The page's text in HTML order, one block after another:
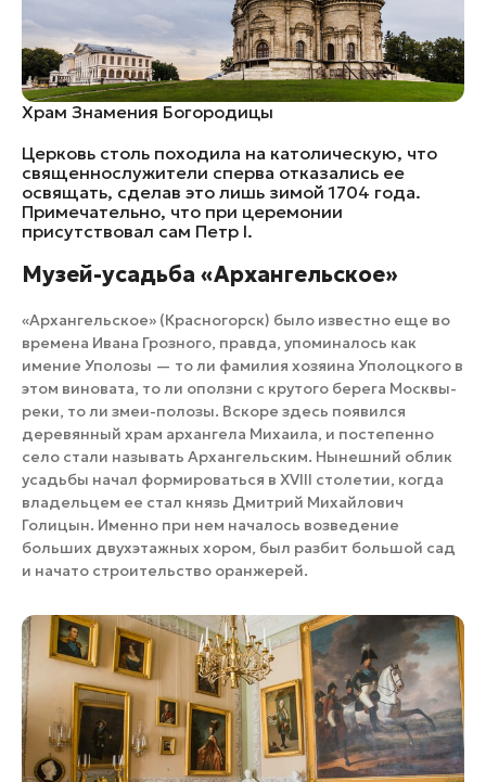
Храм Знамения Богородицы
Церковь столь походила на католическую, что
священнослужители сперва отказались ее
освящать, сделав это лишь зимой 1704 года.
Примечательно, что при церемонии
присутствовал сам Петр I.
​Музей-усадьба «Архангельское»
«Архангельское» (Красногорск) было известно еще во
времена Ивана Грозного, правда, упоминалось как
имение Уполозы — то ли фамилия хозяина Уполоцкого в
этом виновата, то ли оползни с крутого берега Москвы-
реки, то ли змеи-полозы. Вскоре здесь появился
деревянный храм архангела Михаила, и постепенно
село стали называть Архангельским. Нынешний облик
усадьбы начал формироваться в XVIII столетии, когда
владельцем ее стал князь Дмитрий Михайлович
Голицын. Именно при нем началось возведение
больших двухэтажных хором, был разбит большой сад
и начато строительство оранжерей.